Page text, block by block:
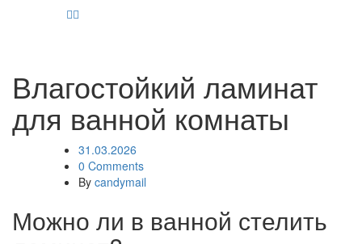
Влагостойкий ламинат
для ванной комнаты
31.03.2026
0 Comments
By candymail
Можно ли в ванной стелить